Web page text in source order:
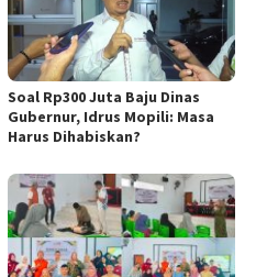
Soal Rp300 Juta Baju Dinas
Gubernur, Idrus Mopili: Masa
Harus Dihabiskan?